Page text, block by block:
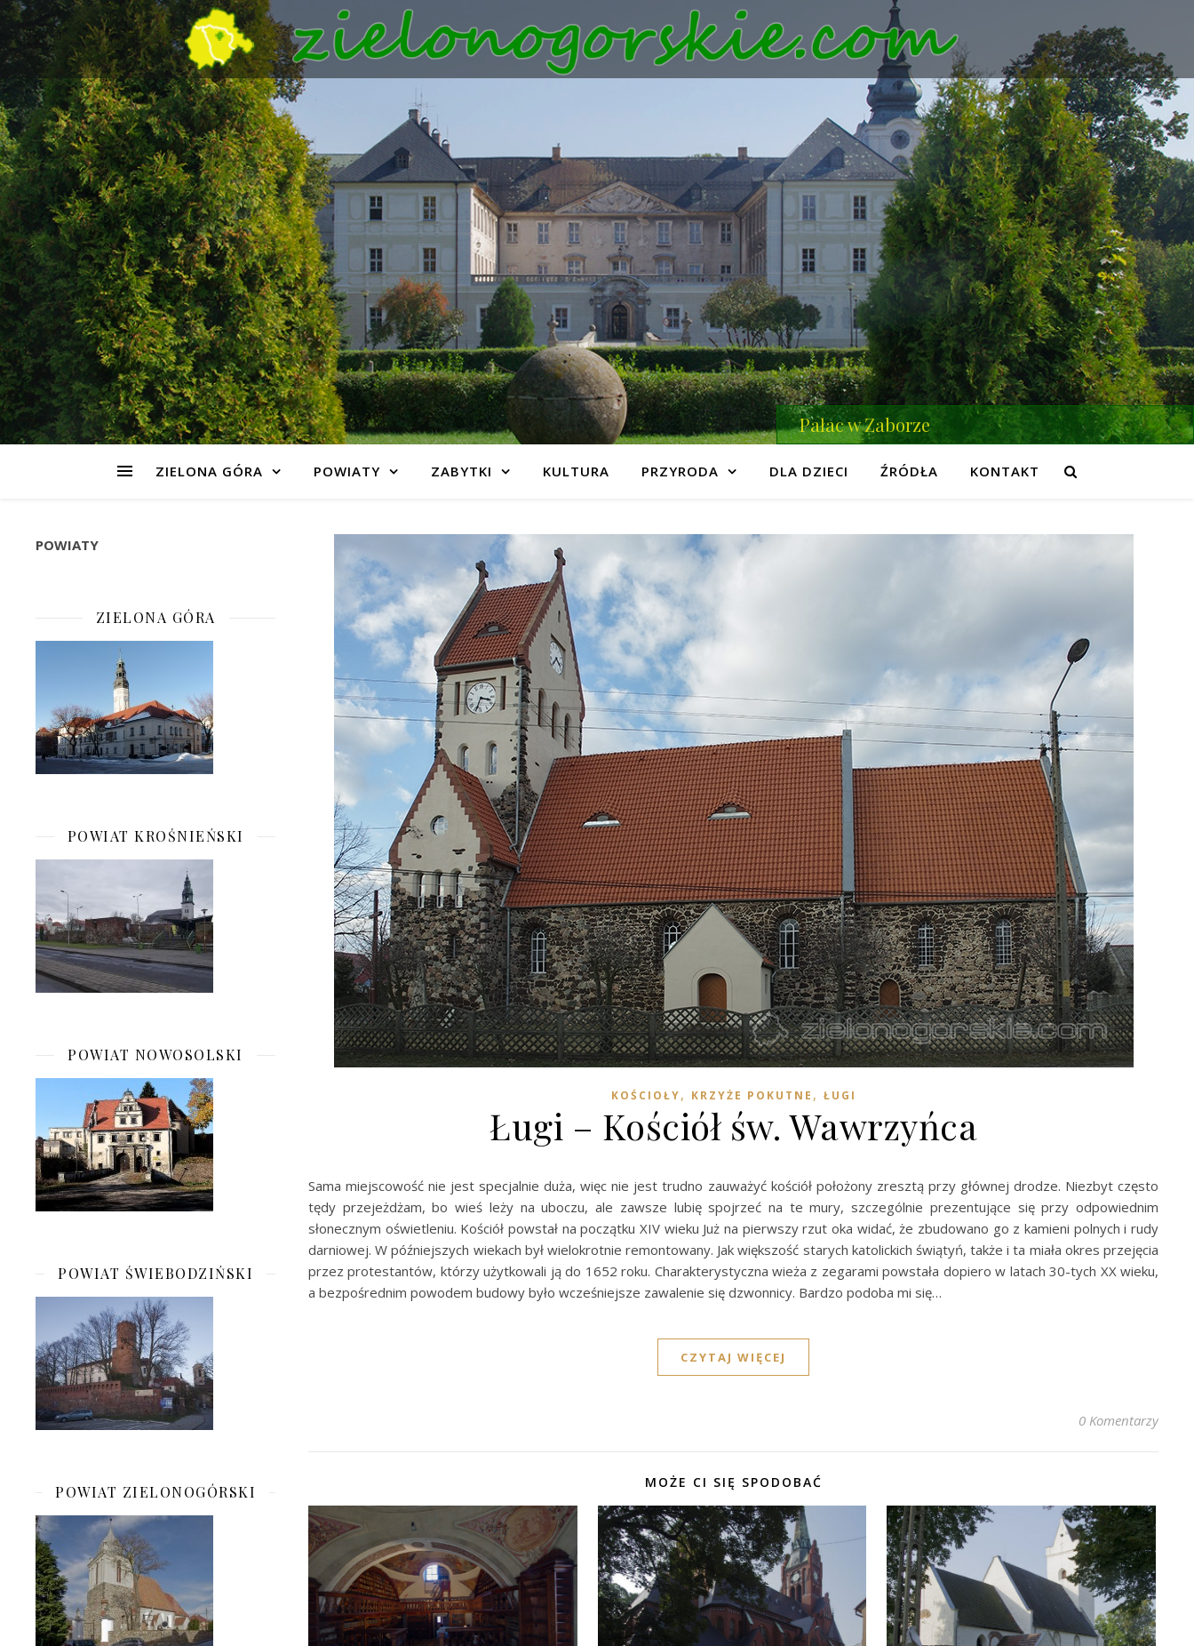
Pałac w Zaborze
ZIELONA GÓRA POWIATY ZABYTKI KULTURA PRZYRODA DLA DZIECI ŹRÓDŁA KONTAKT
POWIATY
ZIELONA GÓRA
POWIAT KROŚNIEŃSKI
POWIAT NOWOSOLSKI
POWIAT ŚWIEBODZIŃSKI
POWIAT ZIELONOGÓRSKI
KOŚCIOŁY, KRZYŻE POKUTNE , ŁUGI
Ługi – Kościół św. Wawrzyńca
Sama miejscowość nie jest specjalnie duża, więc nie jest trudno zauważyć kościół położony zresztą przy głównej drodze. Niezbyt często
tędy przejeżdżam, bo wieś leży na uboczu, ale zawsze lubię spojrzeć na te mury, szczególnie prezentujące się przy odpowiednim
słonecznym oświetleniu. Kościół powstał na początku XIV wieku Już na pierwszy rzut oka widać, że zbudowano go z kamieni polnych i rudy
darniowej. W późniejszych wiekach był wielokrotnie remontowany. Jak większość starych katolickich świątyń, także i ta miała okres przejęcia
przez protestantów, którzy użytkowali ją do 1652 roku. Charakterystyczna wieża z zegarami powstała dopiero w latach 30-tych XX wieku,
a bezpośrednim powodem budowy było wcześniejsze zawalenie się dzwonnicy. Bardzo podoba mi się…
CZYTAJ WIĘCEJ
0 Komentarzy
MOŻE CI SIĘ SPODOBAĆ